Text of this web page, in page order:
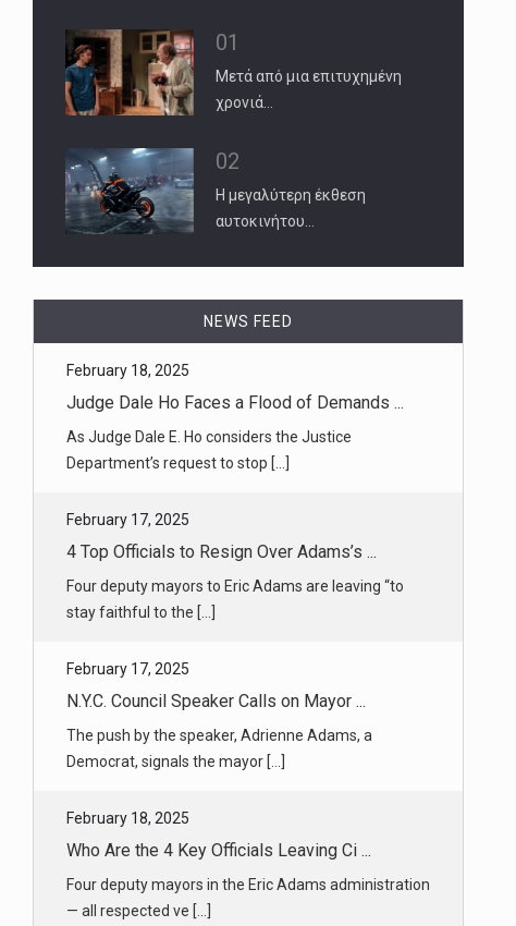
01
Μετά από μια επιτυχημένη
χρονιά…
02
Η μεγαλύτερη έκθεση
αυτοκινήτου…
NEWS FEED
Judge Dale Ho Faces a Flood of Demands ...
As Judge Dale E. Ho considers the Justice
Department’s request to stop [...]
February 17, 2025
4 Top Officials to Resign Over Adams’s ...
stay faithful to the [...]
February 17, 2025
N.Y.C. Council Speaker Calls on Mayor ...
Democrat, signals the mayor [...]
February 18, 2025
Who Are the 4 Key Officials Leaving Ci ...
— all respected ve [...]
February 17, 2025
‘S.N.L.’ Celebrates 50 Years With Star ...